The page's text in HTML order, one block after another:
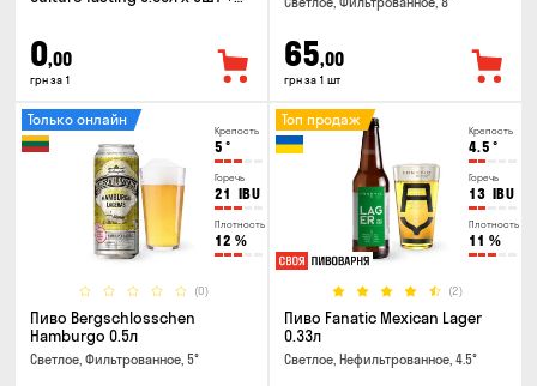
0,00
грн за 1
65,00
грн за 1 шт
Крепость
5 °
Горечь
21 IBU
Плотность
12 %
(0)
Только онлайн
Пиво Bergschlosschen
Hamburgo 0.5л
Светлое, Фильтрованное, 5°
Крепость
4.5 °
Горечь
13 IBU
Плотность
11 %
(2)
Топ продаж
Пиво Fanatic Mexican Lager
0.33л
Светлое, Нефильтрованное, 4.5°